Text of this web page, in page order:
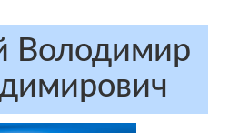
Володимир